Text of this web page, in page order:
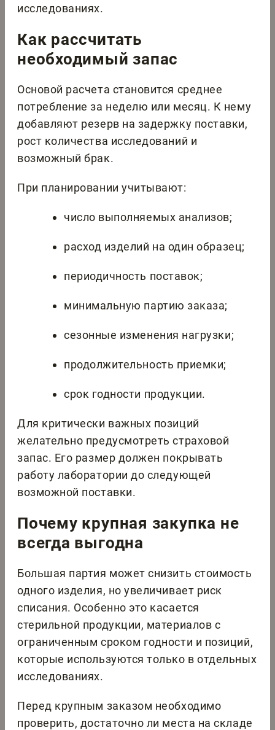
исследованиях.
Как рассчитать
необходимый запас
Основой расчета становится среднее
потребление за неделю или месяц. К нему
добавляют резерв на задержку поставки,
рост количества исследований и
возможный брак.
При планировании учитывают:
число выполняемых анализов;
расход изделий на один образец;
периодичность поставок;
минимальную партию заказа;
сезонные изменения нагрузки;
продолжительность приемки;
срок годности продукции.
Для критически важных позиций
желательно предусмотреть страховой
запас. Его размер должен покрывать
работу лаборатории до следующей
возможной поставки.
Почему крупная закупка не
всегда выгодна
Большая партия может снизить стоимость
одного изделия, но увеличивает риск
списания. Особенно это касается
стерильной продукции, материалов с
ограниченным сроком годности и позиций,
которые используются только в отдельных
исследованиях.
Перед крупным заказом необходимо
проверить, достаточно ли места на складе